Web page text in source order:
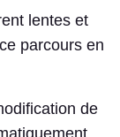
lentes et
parcours en
de